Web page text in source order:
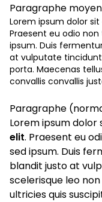
Paragraphe
Lorem ipsum dolor
Praesent eu odio
ipsum. Duis
at vulputate
porta. Maecenas
convallis convallis
Paragraphe
Lorem ipsum
elit. Praesent eu
sed ipsum. Duis
blandit justo at
scelerisque leo
ultricies quis